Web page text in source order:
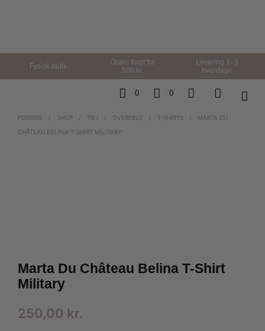
Fysisk butik
Gratis fragt fra
500 kr.
Levering 1–3
hverdage
0 0
FORSIDE / SHOP / TØJ / OVERDELE / T-SHIRTS /
MARTA DU
CHÂTEAU BELINA T-SHIRT MILITARY
Marta Du Château Belina T-Shirt
Military
250,00 kr.